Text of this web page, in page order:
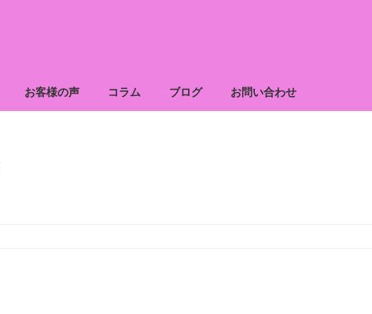
お客様の声 コラム ブログ お問い合わせ